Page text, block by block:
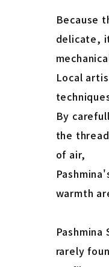
Because
delicate,
Local
By
the
of air,
warmth
rarely